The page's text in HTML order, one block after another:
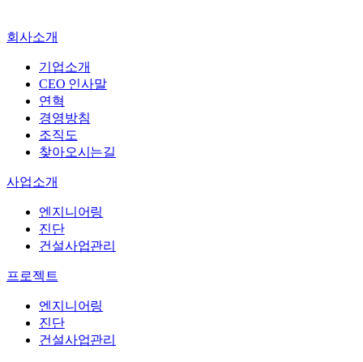
조직도
엔지니어링
진단
건설사업관리
엔지니어링
건설사업관리
바로가기→
바로가기→
회사뉴스
직무소개
복리후생
회사소개
기업소개
CEO 인사말
연혁
경영방침
조직도
찾아오시는길
사업소개
엔지니어링
진단
건설사업관리
프로젝트
엔지니어링
진단
건설사업관리